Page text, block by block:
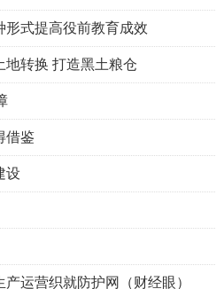
形式提高役前教育成效
地转换 打造黑土粮仓
借鉴
设
运营织就防护网（财经眼）